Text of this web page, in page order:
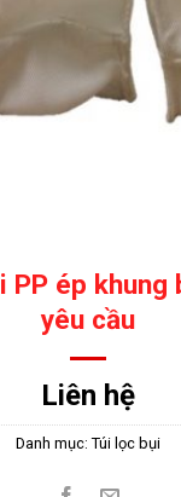
PP ép khung
yêu cầu
Liên hệ
Danh mục:Túi lọc bụi